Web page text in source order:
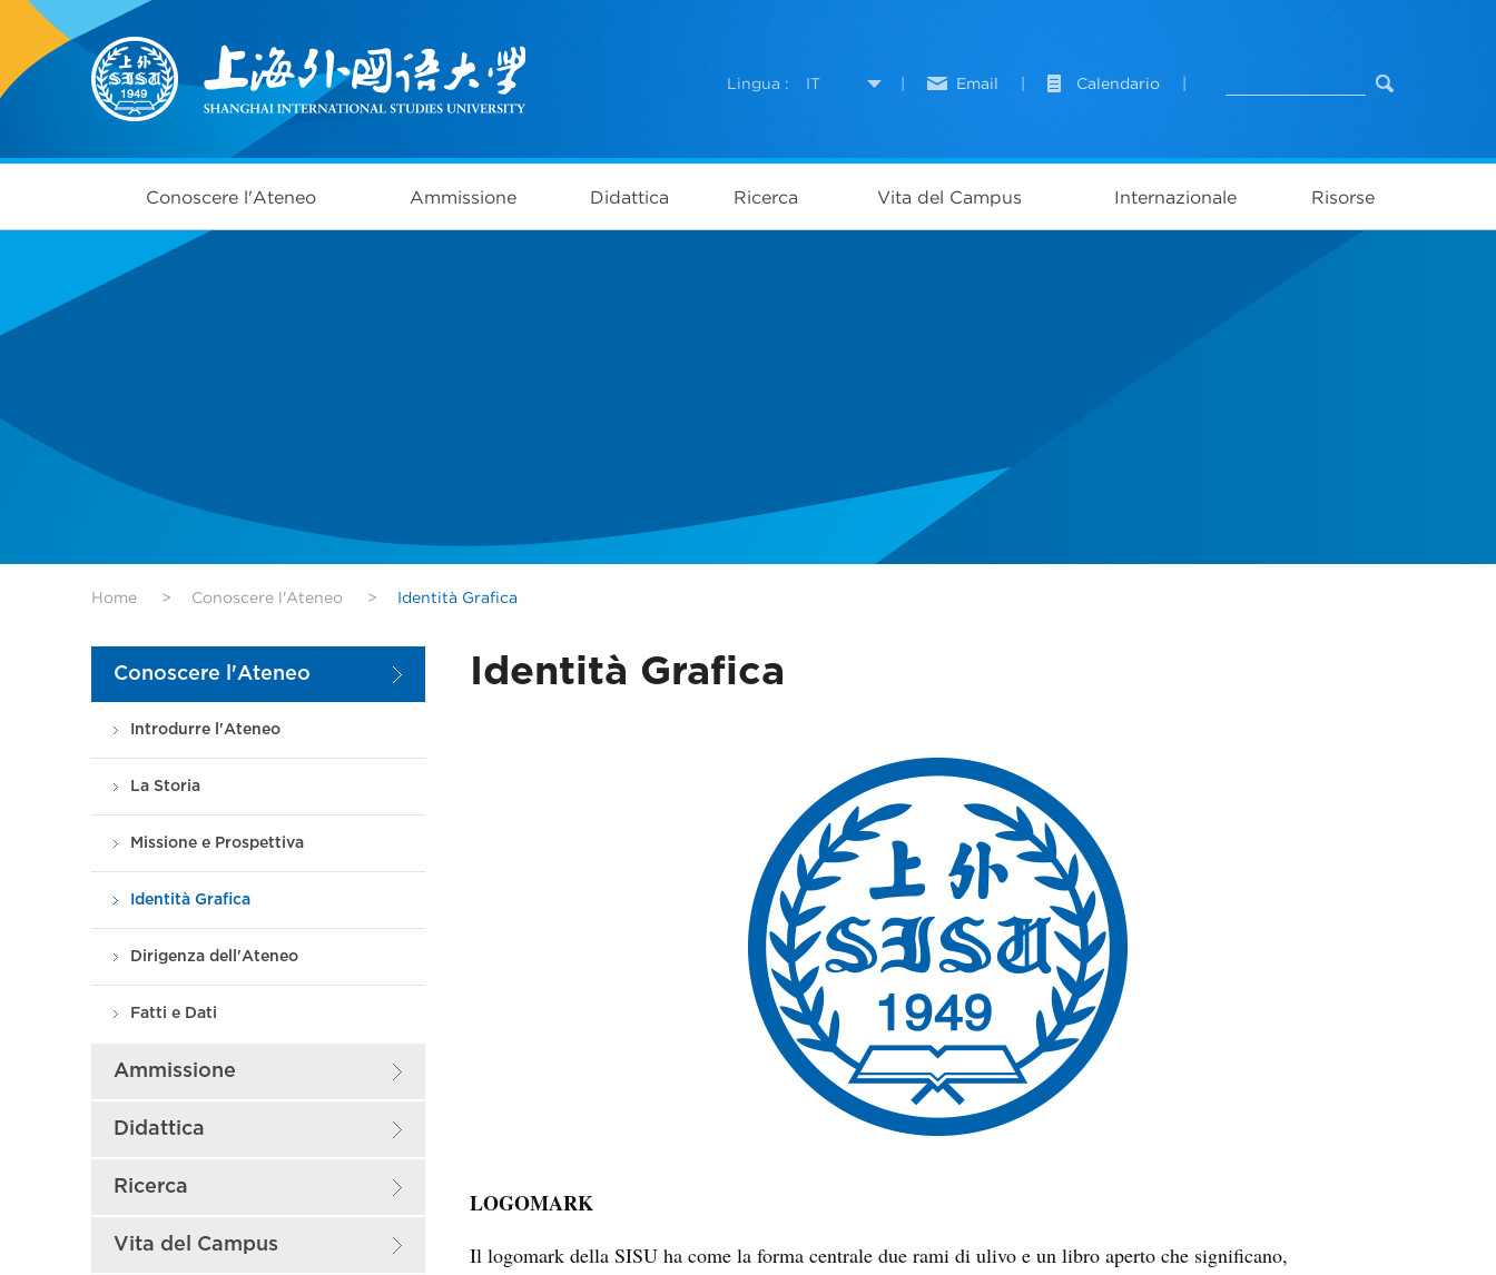
Lingua : IT Email Calendario
Conoscere l'Ateneo Ammissione Didattica Ricerca Vita del Campus Internazionale Risorse
Home > Conoscere l'Ateneo > Identità Grafica
Conoscere l'Ateneo
Introdurre l'Ateneo
La Storia
Missione e Prospettiva
Identità Grafica
Dirigenza dell'Ateneo
Fatti e Dati
Ammissione
Didattica
Ricerca
Vita del Campus
Identità Grafica
LOGOMARK
Il logomark della SISU ha come la forma centrale due rami di ulivo e un libro aperto che significano,